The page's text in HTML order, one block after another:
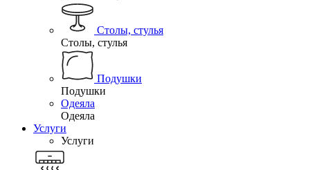
Столы, стулья
Столы, стулья
Подушки
Подушки
Одеяла
Одеяла
Услуги
Услуги